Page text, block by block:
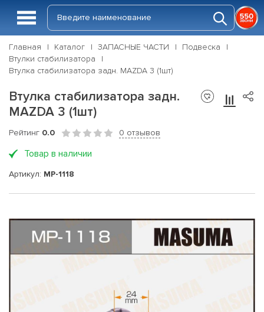
Главная Каталог ЗАПАСНЫЕ ЧАСТИ
Подвеска
Втулки стабилизатора
Втулка стабилизатора задн. MAZDA 3 (1шт)
Втулка стабилизатора задн.
MAZDA 3 (1шт)
Рейтинг 0.0 0 отзывов
Товар в наличии
Артикул: MP-1118